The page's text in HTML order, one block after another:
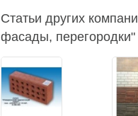
Статьи других
фасады, перегородки"